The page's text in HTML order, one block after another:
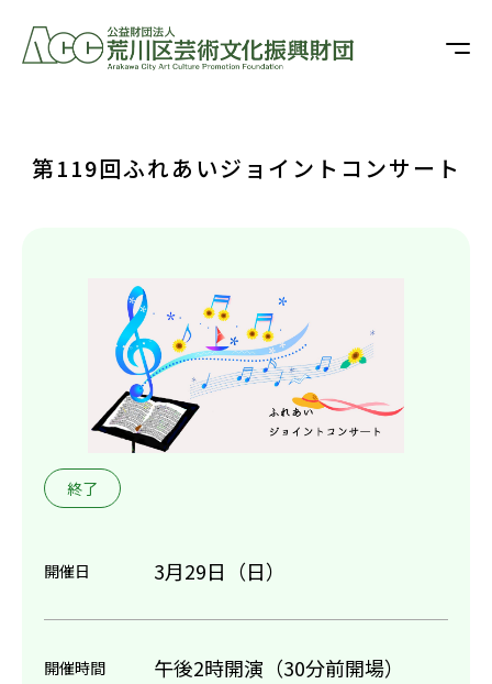
第119回ふれあいジョイントコンサート
終了
開催日 3月29日（日）
開催時間 午後2時開演（30分前開場）